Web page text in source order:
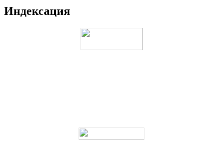
Индексация